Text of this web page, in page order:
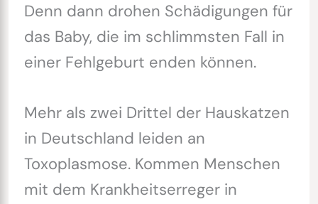
Denn dann drohen Schädigungen für
das Baby, die im schlimmsten Fall in
einer Fehlgeburt enden können.
Mehr als zwei Drittel der Hauskatzen
in Deutschland leiden an
Toxoplasmose. Kommen Menschen
mit dem Krankheitserreger in